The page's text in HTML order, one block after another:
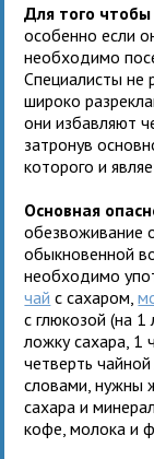
Для того
особенно если
необходимо
Специалисты не
широко
они избавляют
затронув
которого и
Основная
обезвоживание
обыкновенной
необходимо
чай с сахаром,
с глюкозой (на
ложку сахара, 1
четверть
словами, нужны
сахара и
кофе, молока и